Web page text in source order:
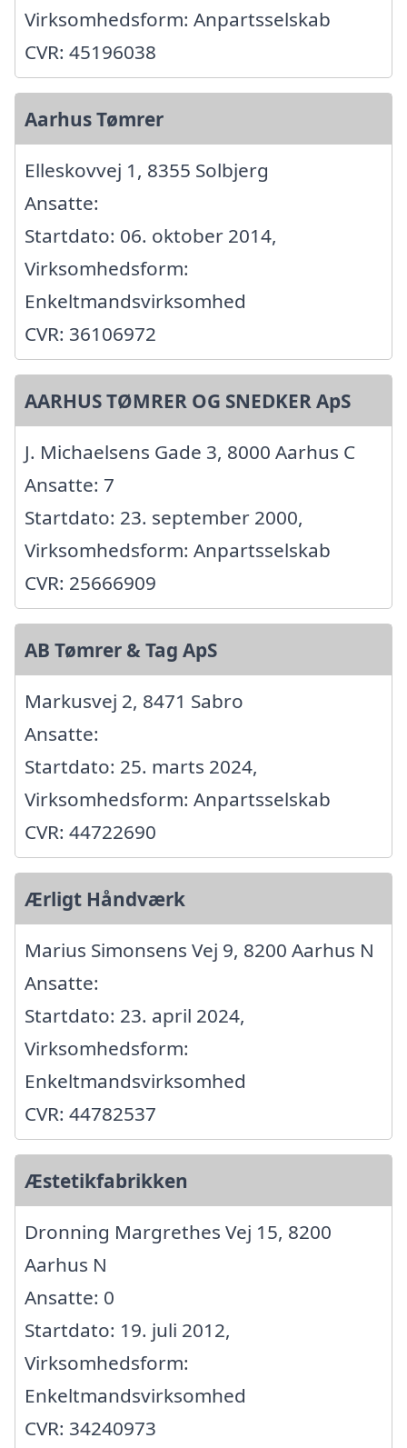
Virksomhedsform: Anpartsselskab
CVR: 45196038
Aarhus Tømrer
Elleskovvej 1, 8355 Solbjerg
Ansatte:
Startdato: 06. oktober 2014,
Virksomhedsform:
Enkeltmandsvirksomhed
CVR: 36106972
AARHUS TØMRER OG SNEDKER ApS
J. Michaelsens Gade 3, 8000 Aarhus C
Ansatte: 7
Startdato: 23. september 2000,
Virksomhedsform: Anpartsselskab
CVR: 25666909
AB Tømrer & Tag ApS
Markusvej 2, 8471 Sabro
Ansatte:
Startdato: 25. marts 2024,
Virksomhedsform: Anpartsselskab
CVR: 44722690
Ærligt Håndværk
Marius Simonsens Vej 9, 8200 Aarhus N
Ansatte:
Startdato: 23. april 2024,
Virksomhedsform:
Enkeltmandsvirksomhed
CVR: 44782537
Æstetikfabrikken
Dronning Margrethes Vej 15, 8200
Aarhus N
Ansatte: 0
Startdato: 19. juli 2012,
Virksomhedsform:
Enkeltmandsvirksomhed
CVR: 34240973